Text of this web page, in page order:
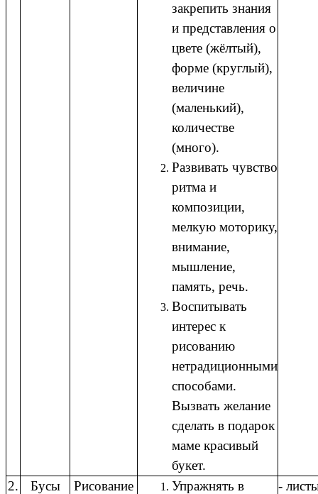
закрепить знания
и представления о
цвете (жёлтый),
форме (круглый),
величине
(маленький),
количестве
(много).
Развивать чувство
ритма и
композиции,
мелкую моторику,
внимание,
мышление,
память, речь.
Воспитывать
интерес к
рисованию
нетрадиционными
способами.
Вызвать желание
сделать в подарок
маме красивый
букет.
2.
Бусы
Рисование
Упражнять в
-